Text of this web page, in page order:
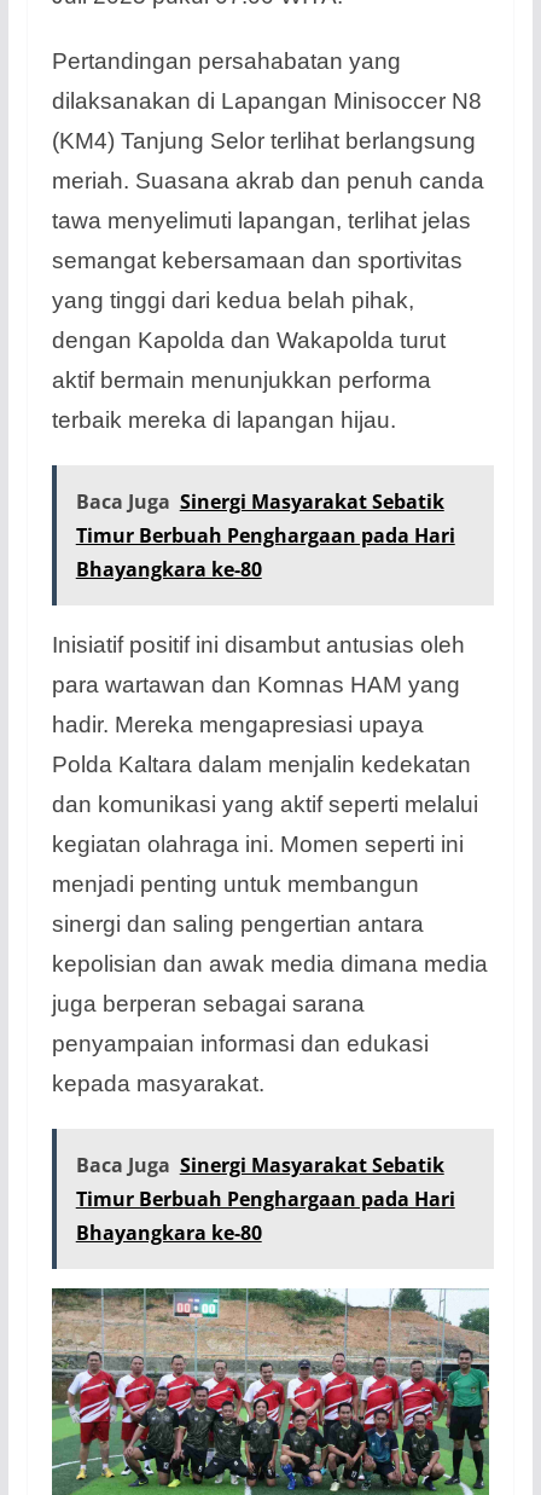
Pertandingan persahabatan yang
dilaksanakan di Lapangan Minisoccer N8
(KM4) Tanjung Selor terlihat berlangsung
meriah. Suasana akrab dan penuh canda
tawa menyelimuti lapangan, terlihat jelas
semangat kebersamaan dan sportivitas
yang tinggi dari kedua belah pihak,
dengan Kapolda dan Wakapolda turut
aktif bermain menunjukkan performa
terbaik mereka di lapangan hijau.
Baca Juga Sinergi Masyarakat Sebatik
Timur Berbuah Penghargaan pada Hari
Bhayangkara ke-80
Inisiatif positif ini disambut antusias oleh
para wartawan dan Komnas HAM yang
hadir. Mereka mengapresiasi upaya
Polda Kaltara dalam menjalin kedekatan
dan komunikasi yang aktif seperti melalui
kegiatan olahraga ini. Momen seperti ini
menjadi penting untuk membangun
sinergi dan saling pengertian antara
kepolisian dan awak media dimana media
juga berperan sebagai sarana
penyampaian informasi dan edukasi
kepada masyarakat.
Baca Juga Sinergi Masyarakat Sebatik
Timur Berbuah Penghargaan pada Hari
Bhayangkara ke-80